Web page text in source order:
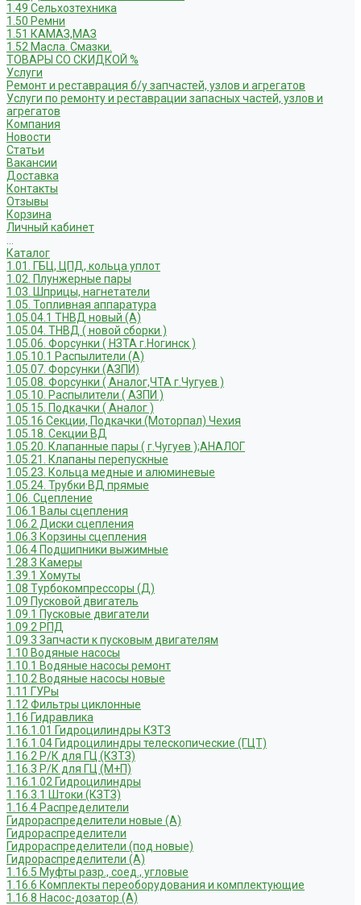
1.49 Сельхозтехника
1.50 Ремни
1.51 КАМАЗ,МАЗ
1.52 Масла. Смазки.
ТОВАРЫ СО СКИДКОЙ %
Услуги
Ремонт и реставрация б/у запчастей, узлов и агрегатов
Услуги по ремонту и реставрации запасных частей, узлов и
агрегатов
Компания
Новости
Статьи
Вакансии
Доставка
Контакты
Отзывы
Корзина
Личный кабинет
Каталог
1.01. ГБЦ, ЦПД, кольца уплот
1.02. Плунжерные пары
1.03. Шприцы, нагнетатели
1.05. Топливная аппаратура
1.05.04.1 ТНВД новый (А)
1.05.04. ТНВД ( новой сборки )
1.05.06. Форсунки ( НЗТА г.Ногинск )
1.05.10.1 Распылители (А)
1.05.07. Форсунки (АЗПИ)
1.05.08. Форсунки ( Аналог,ЧТА г.Чугуев )
1.05.10. Распылители ( АЗПИ )
1.05.15. Подкачки ( Аналог )
1.05.16 Секции, Подкачки (Моторпал) Чехия
1.05.18. Секции ВД
1.05.20. Клапанные пары ( г.Чугуев );АНАЛОГ
1.05.21. Клапаны перепускные
1.05.23. Кольца медные и алюминевые
1.05.24. Трубки ВД прямые
1.06. Сцепление
1.06.1 Валы сцепления
1.06.2 Диски сцепления
1.06.3 Корзины сцепления
1.06.4 Подшипники выжимные
1.28.3 Камеры
1.39.1 Хомуты
1.08 Турбокомпрессоры (Д)
1.09 Пусковой двигатель
1.09.1 Пусковые двигатели
1.09.2 РПД
1.09.3 Запчасти к пусковым двигателям
1.10 Водяные насосы
1.10.1 Водяные насосы ремонт
1.10.2 Водяные насосы новые
1.11 ГУРы
1.12 Фильтры циклонные
1.16 Гидравлика
1.16.1.01 Гидроцилиндры КЗТЗ
1.16.1.04 Гидроцилиндры телескопические (ГЦТ)
1.16.2 Р/К для ГЦ (КЗТЗ)
1.16.3 Р/К для ГЦ (М+П)
1.16.1.02 Гидроцилиндры
1.16.3.1 Штоки (КЗТЗ)
1.16.4 Распределители
Гидрораспределители новые (А)
Гидрораспределители
Гидрораспределители (под новые)
Гидрораспределители (А)
1.16.5 Муфты разр., соед., угловые
1.16.6 Комплекты переоборудования и комплектующие
1.16.8 Насос-дозатор (А)